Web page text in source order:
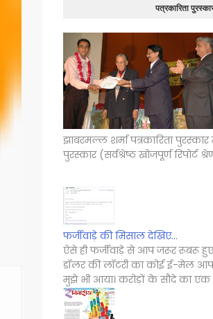
पत्रकारिता
झाबरमल्ल शर्मा पत्रकारिता
पुरस्कार (सर्वश्रेष्ठ खोजपूर्ण रिपोर्ट
फर्जीवाड़े की मिसाल देखिए...
ऐसे ही फर्जीवाड़े से आप जरूर रूबरू
डॉलर की लॉटरी का कोई ई-मेल
मुझे भी आया। करोड़ों के सौदे का एक